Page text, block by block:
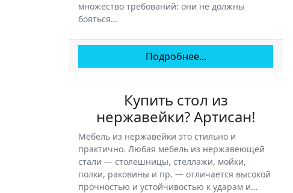
множество требований: они не должны
бояться…
Подробнее...
Купить стол из
нержавейки? Артисан!
Мебель из нержавейки это стильно и
практично. Любая мебель из нержавеющей
стали — столешницы, стеллажи, мойки,
полки, раковины и пр. — отличается высокой
прочностью и устойчивостью к ударам и…